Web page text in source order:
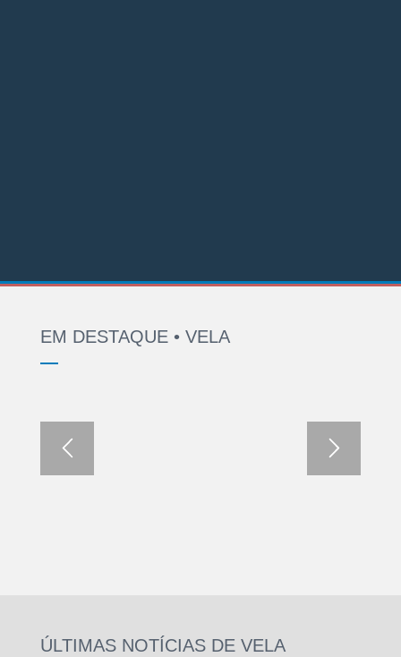
EM DESTAQUE • VELA
ÚLTIMAS NOTÍCIAS DE VELA